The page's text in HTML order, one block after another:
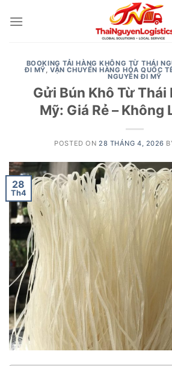
BOOKING TẢI HÀNG KHÔNG TỪ THÁI
ĐI MỸ,VẬN CHUYỂN HÀNG HÓA QUỐC
NGUYÊN ĐI MỸ
Gửi Bún Khô Từ Thái
Mỹ: Giá Rẻ – Không
POSTED ON 28 THÁNG 4, 2026
28
Th4